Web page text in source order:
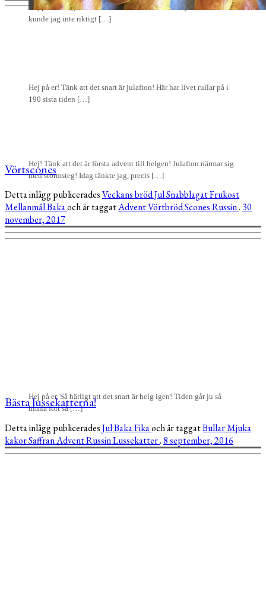
Hej på er! Idag är det exakt två månader kvar till julafton och nu
kunde jag inte riktigt […]
Hej på er! Tänk att det snart är julafton! Här har livet rullar på i
190 sista tiden […]
Hej! Tänk att det är första advent till helgen! Julafton närmar sig
med stormsteg! Idag tänkte jag, precis […]
Vörtscones
Detta inlägg publiceradesVeckans brödJulSnabblagatFrukost
MellanmålBakaoch är taggatAdventVörtbrödSconesRussin. 30
november, 2017
Hej på er, Så härligt att det snart är helg igen! Tiden går ju så
himla fort så […]
Bästa lussekatterna!
Detta inlägg publiceradesJulBakaFikaoch är taggatBullarMjuka
kakorSaffranAdventRussinLussekatter.8 september, 2016